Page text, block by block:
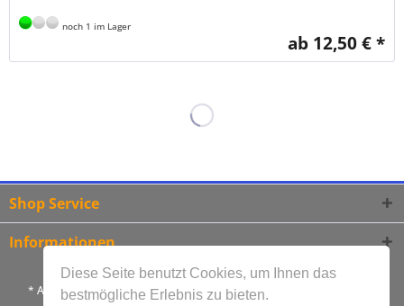
Diese Seite benutzt Cookies, um Ihnen das
bestmögliche Erlebnis zu bieten.
noch 1 im Lager
ab 12,50 € *
Shop Service
Informationen
* Alle Preise inkl. gesetzl. Mehrwertsteuer und zzgl.